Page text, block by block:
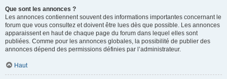
Que sont les annonces ?
Les annonces contiennent souvent des informations importantes concernant le
forum que vous consultez et doivent être lues dès que possible. Les annonces
apparaissent en haut de chaque page du forum dans lequel elles sont
publiées. Comme pour les annonces globales, la possibilité de publier des
annonces dépend des permissions définies par l’administrateur.
Haut